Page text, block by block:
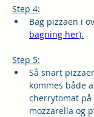
Step 4:
Bag pizzaen i
bagning her).
Step 5:
Så snart
kommes både
cherrytomat
mozzarella og